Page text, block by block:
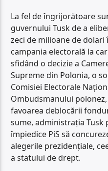
La fel de îngrijorătoare
guvernului Tusk de a
zeci de milioane de
campania electorală la
sfidând o decizie a
Supreme din Polonia, o
Comisiei Electorale
Ombudsmanului
favoarea deblocării
sume, administrația Tusk
împiedice PiS să
alegerile prezidențiale,
a statului de drept.